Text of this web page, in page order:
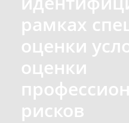
рамках
оценки
оценки
рисков